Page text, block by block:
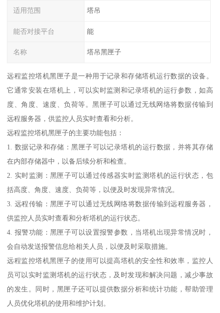
适用范围 塔吊
能否对接平台 能
名称 塔吊黑匣子
远程监控塔机黑匣子是一种用于记录和存储塔机运行数据的设备。
它通常安装在塔机上，可以实时监测和记录塔机的运行参数，如高
度、角度、速度、负荷等。黑匣子可以通过无线网络将数据传输到
远程服务器，供监控人员实时查看和分析。
远程监控塔机黑匣子的主要功能包括：
1. 数据记录和存储：黑匣子可以记录塔机的运行数据，并将其存储
在内部存储器中，以备后续分析和检查。
2. 实时监测：黑匣子可以通过传感器实时监测塔机的运行状态，包
括高度、角度、速度、负荷等，以便及时发现异常情况。
3. 远程传输：黑匣子可以通过无线网络将数据传输到远程服务器，
供监控人员实时查看和分析塔机的运行状态。
4. 报警功能：黑匣子可以设置报警参数，当塔机出现异常情况时，
会自动发送报警信息给相关人员，以便及时采取措施。
远程监控塔机黑匣子的使用可以提高塔机的安全性和效率，监控人
员可以实时监测塔机的运行状态，及时发现和解决问题，减少事故
的发生。同时，黑匣子还可以提供数据分析和统计功能，帮助管理
人员优化塔机的使用和维护计划。